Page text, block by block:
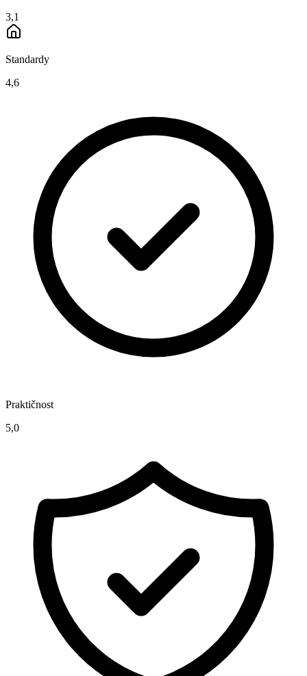
3,1
Standardy
4,6
Praktičnost
5,0